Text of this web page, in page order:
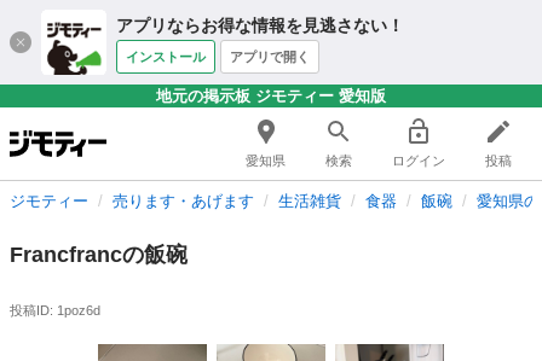
アプリならお得な情報を見逃さない！
インストール アプリで開く
地元の掲示板 ジモティー 愛知版
愛知県 検索 ログイン 投稿
ジモティー 売ります・あげます 生活雑貨 食器 飯碗 愛知県
Francfrancの飯碗
投稿ID: 1poz6d